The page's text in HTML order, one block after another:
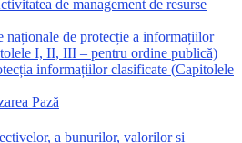
de management de resurse
naționale de protecție a informațiilor
I, II, III – pentru ordine publică)
informațiilor clasificate (Capitolele
Pază
a bunurilor, valorilor și